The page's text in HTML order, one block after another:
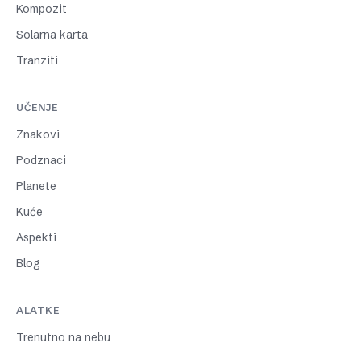
Kompozit
Solarna karta
Tranziti
UČENJE
Znakovi
Podznaci
Planete
Kuće
Aspekti
Blog
ALATKE
Trenutno na nebu